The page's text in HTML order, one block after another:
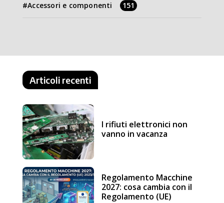
Accessori e componenti 151
Articoli recenti
I rifiuti elettronici non
vanno in vacanza
Regolamento Macchine
2027: cosa cambia con il
Regolamento (UE)